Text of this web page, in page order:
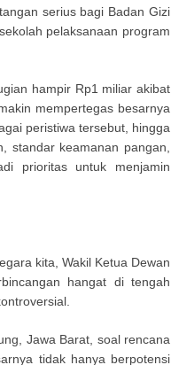
serius bagi Badan Gizi
pelaksanaan program
hampir Rp1 miliar akibat
mempertegas besarnya
peristiwa tersebut, hingga
standar keamanan pangan,
prioritas untuk menjamin
kita, Wakil Ketua Dewan
hangat di tengah
Jawa Barat, soal rencana
tidak hanya berpotensi